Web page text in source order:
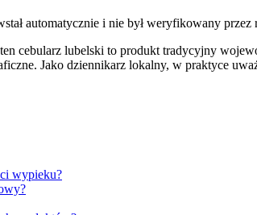
automatycznie i nie był weryfikowany przez
cebularz lubelski to produkt tradycyjny
Jako dziennikarz lokalny, w praktyce
wypieku?